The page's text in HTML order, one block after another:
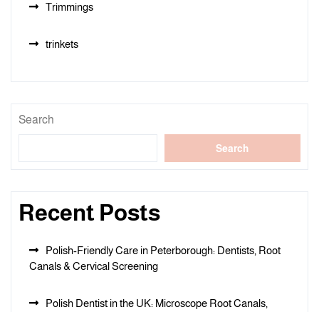
Trimmings
trinkets
Search
Search
Recent Posts
Polish-Friendly Care in Peterborough: Dentists, Root
Canals & Cervical Screening
Polish Dentist in the UK: Microscope Root Canals,